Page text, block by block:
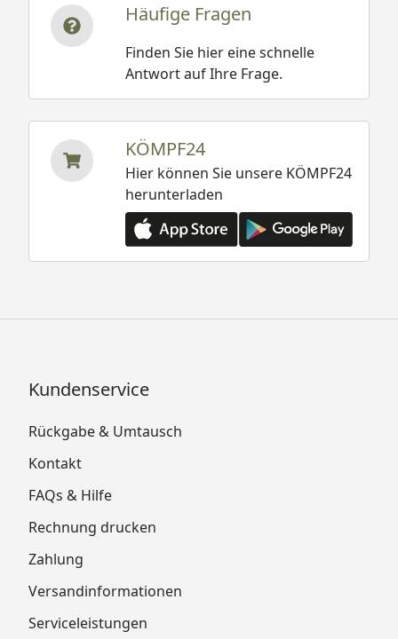
Häufige Fragen
Finden Sie hier eine schnelle
Antwort auf Ihre Frage.
KÖMPF24
Hier können Sie unsere KÖMPF24
herunterladen
Kundenservice
Rückgabe & Umtausch
Kontakt
FAQs & Hilfe
Rechnung drucken
Zahlung
Versandinformationen
Serviceleistungen